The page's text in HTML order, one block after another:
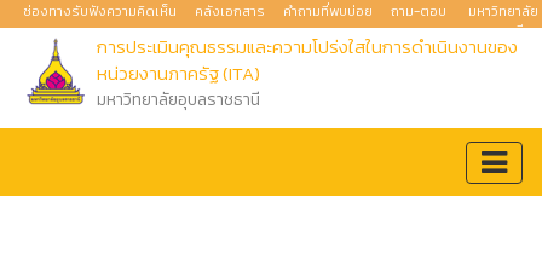
ช่องทางรับฟังความคิดเห็น คลังเอกสาร คำถามที่พบบ่อย ถาม-ตอบ
มหาวิทยาลัย
อุบลราชธานี
การประเมินคุณธรรมและความโปร่งใสในการดำเนินงานของ
หน่วยงานภาครัฐ (ITA)
มหาวิทยาลัยอุบลราชธานี